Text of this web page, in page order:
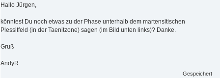
Hallo Jürgen,
könntest Du noch etwas zu der Phase unterhalb dem martensitischen
Plessitfeld (in der Taenitzone) sagen (im Bild unten links)? Danke.
Gruß
AndyR
Gespeichert